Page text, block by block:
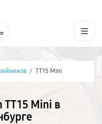
/ TT15 Mini
TT15 Mini в